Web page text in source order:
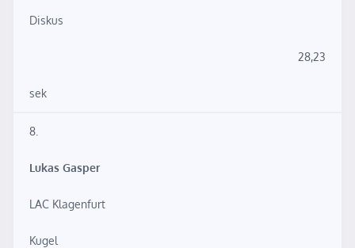
Diskus
28,23
sek
8.
Lukas Gasper
LAC Klagenfurt
Kugel